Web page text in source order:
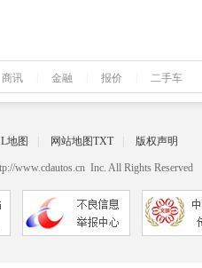
商讯 金融 报价 二手车
地图 网站地图TXT 版权声明
www.cdautos.cn Inc. All Rights Reserved